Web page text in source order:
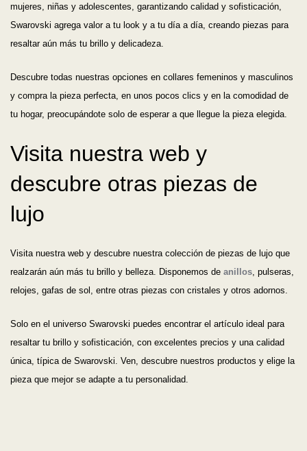
mujeres, niñas y adolescentes, garantizando calidad y sofisticación,
Swarovski agrega valor a tu look y a tu día a día, creando piezas para
resaltar aún más tu brillo y delicadeza.
Descubre todas nuestras opciones en collares femeninos y masculinos
y compra la pieza perfecta, en unos pocos clics y en la comodidad de
tu hogar, preocupándote solo de esperar a que llegue la pieza elegida.
Visita nuestra web y
descubre otras piezas de
lujo
Visita nuestra web y descubre nuestra colección de piezas de lujo que
realzarán aún más tu brillo y belleza. Disponemos de anillos , pulseras,
relojes, gafas de sol, entre otras piezas con cristales y otros adornos.
Solo en el universo Swarovski puedes encontrar el artículo ideal para
resaltar tu brillo y sofisticación, con excelentes precios y una calidad
única, típica de Swarovski. Ven, descubre nuestros productos y elige la
pieza que mejor se adapte a tu personalidad.